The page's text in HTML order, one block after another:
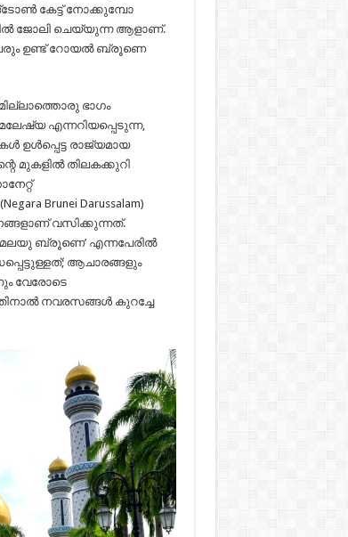
കേട്ട് നോക്കുമ്പോ
ജോലി ചെയ്യുന്ന ആളാണ്.
ഉണ്ട് റോയൽ ബ്രൂണെ
ഭാഗം
എന്നറിയപ്പെടുന്ന,
ഉൾപ്പെട്ട രാജ്യമായ
മുകളിൽ തിലകക്കുറി
Brunei Darussalam)
വസിക്കുന്നത്.
ബ്രൂണെ’ എന്നപേരിൽ
ആചാരങ്ങളും
വേരോടെ
നവരസങ്ങൾ കുറച്ചേ